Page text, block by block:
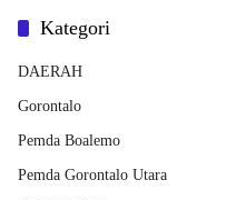
Kategori
DAERAH
Gorontalo
Pemda Boalemo
Pemda Gorontalo Utara